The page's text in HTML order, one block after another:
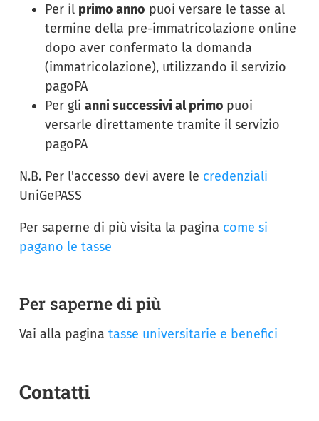
Per il primo anno puoi versare le tasse al
termine della pre-immatricolazione online
dopo aver confermato la domanda
(immatricolazione), utilizzando il servizio
pagoPA
Per gli anni successivi al primo puoi
versarle direttamente tramite il servizio
pagoPA
N.B. Per l'accesso devi avere le credenziali
UniGePASS
Per saperne di più visita la pagina come si
pagano le tasse
Per saperne di più
Vai alla pagina tasse universitarie e benefici
Contatti